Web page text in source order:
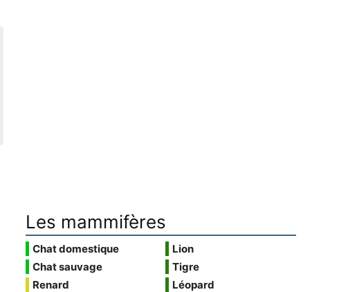
Les mammifères
Chat domestique
Chat sauvage
Renard
Lion
Tigre
Léopard